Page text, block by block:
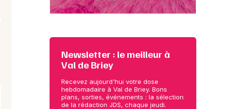
Newsletter : le meilleur à
Val de Briey
Recevez aujourd'hui votre dose
hebdomadaire à Val de Briey. Bons
plans, sorties, événements : la sélection
de la rédaction JDS, chaque jeudi.